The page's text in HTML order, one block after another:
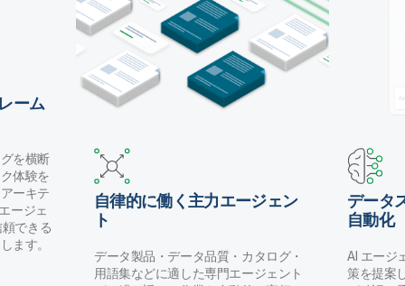
ーム
を横断
体験を
ーキテ
ージェ
できる
ます。
自律的に働く主力エージェン
ト
データ製品・データ品質・カタログ・
用語集などに適した専門エージェント
データ
自動化
AI エージ
策を提案